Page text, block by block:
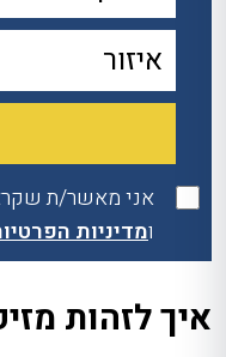
אני מאשר/ת
ומדיניות
איך לזהות